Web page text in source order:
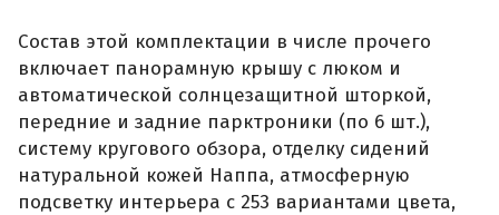
Состав этой комплектации в числе прочего
включает панорамную крышу с люком и
автоматической солнцезащитной шторкой,
передние и задние парктроники (по 6 шт.),
систему кругового обзора, отделку сидений
натуральной кожей Наппа, атмосферную
подсветку интерьера с 253 вариантами цвета,